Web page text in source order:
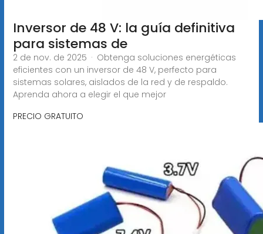
Inversor de 48 V: la guía definitiva
para sistemas de
2 de nov. de 2025 · Obtenga soluciones energéticas
eficientes con un inversor de 48 V, perfecto para
sistemas solares, aislados de la red y de respaldo.
Aprenda ahora a elegir el que mejor
PRECIO GRATUITO